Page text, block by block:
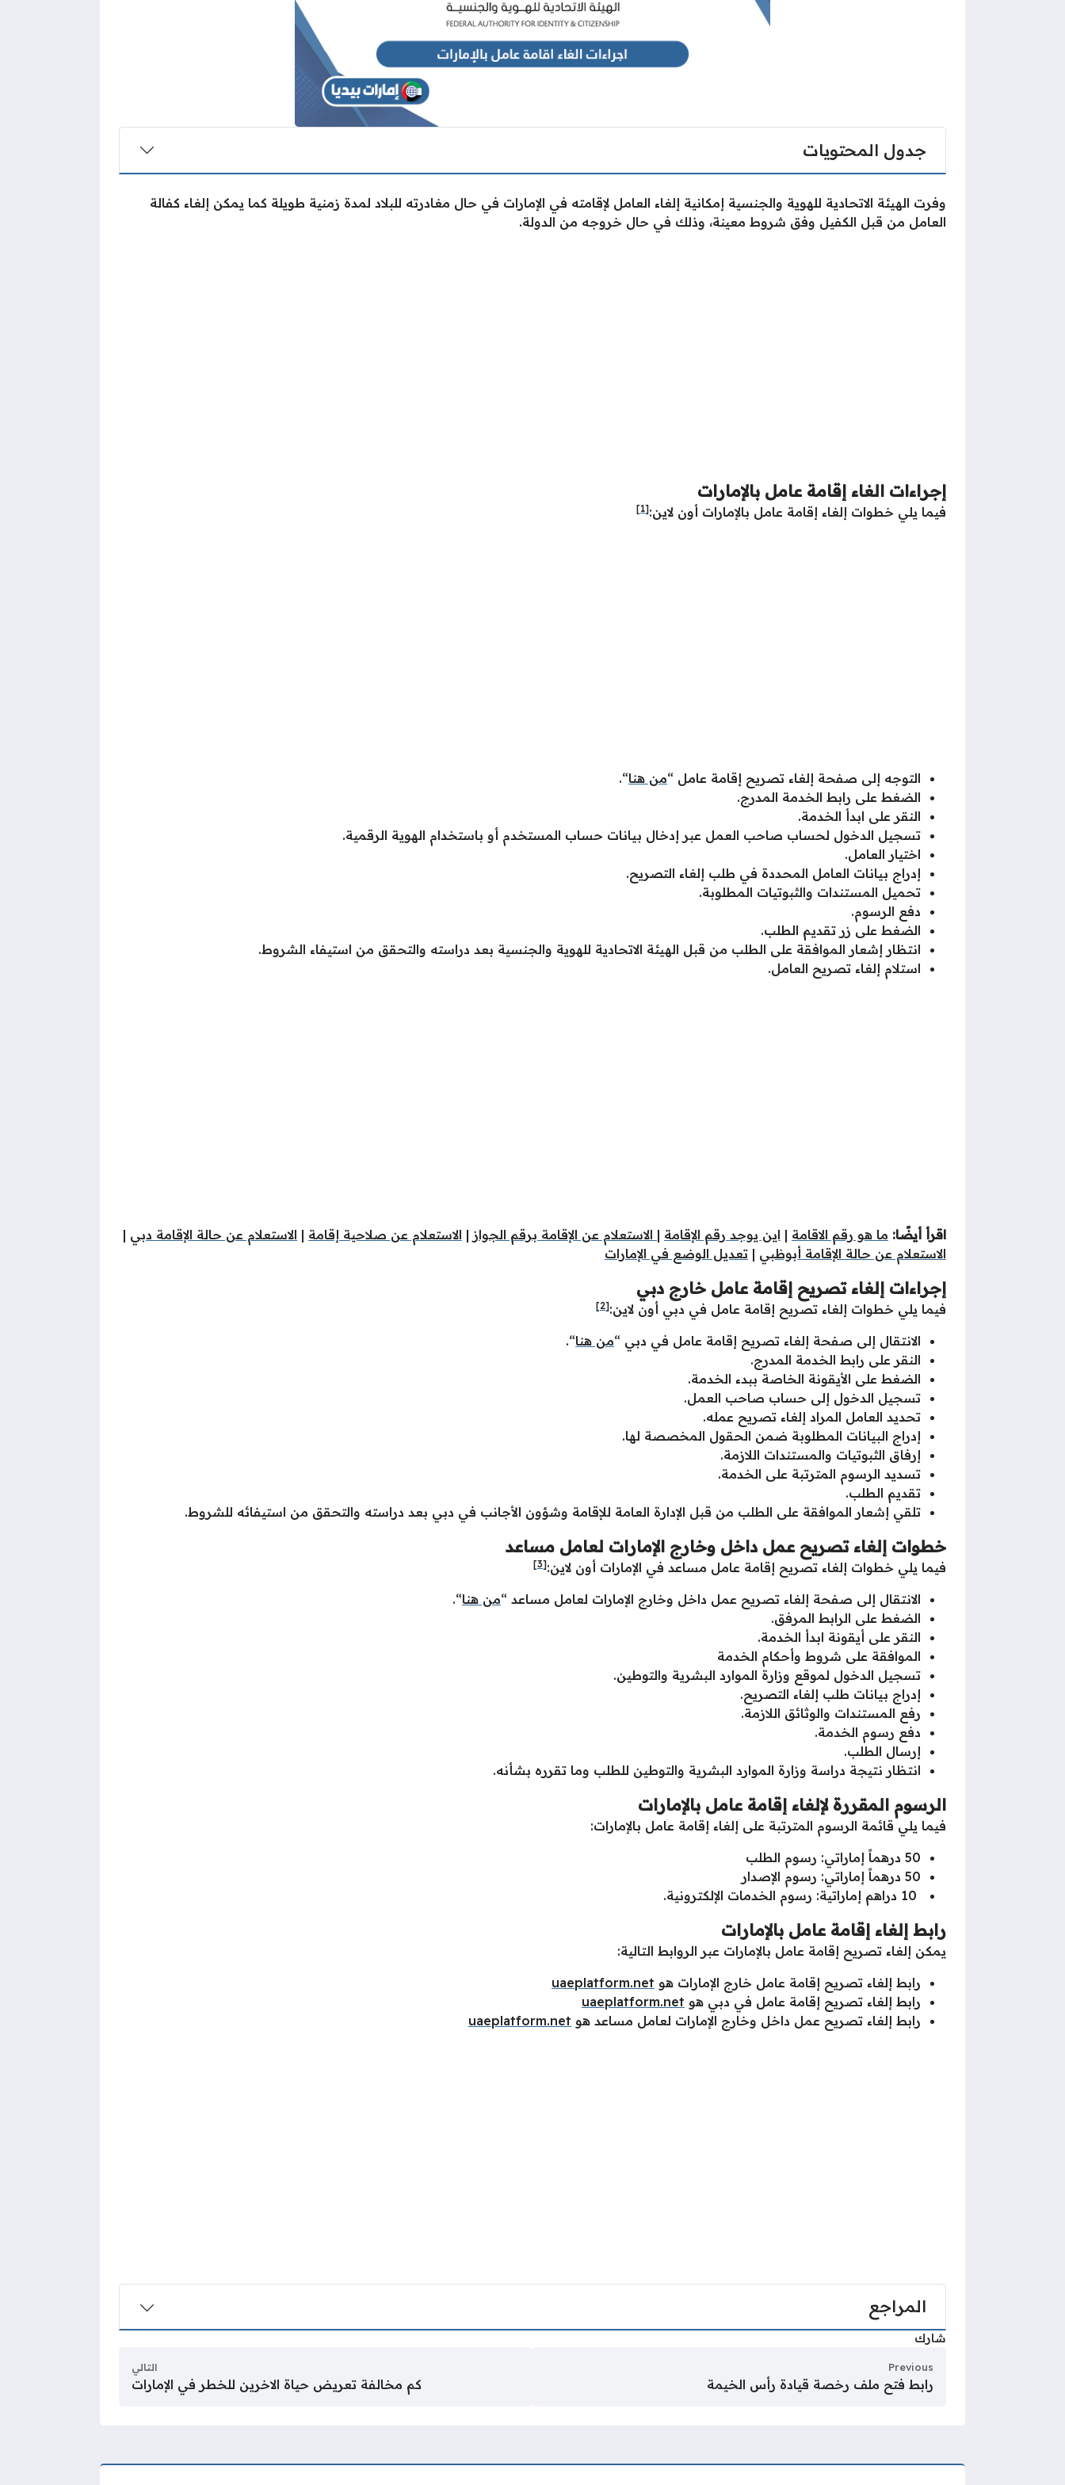
جدول المحتويات
وفرت الهيئة الاتحادية للهوية والجنسية إمكانية إلغاء العامل لإقامته في الإمارات في حال مغادرته للبلاد لمدة زمنية طويلة كما يمكن إلغاء كفالة
العامل من قبل الكفيل وفق شروط معينة، وذلك في حال خروجه من الدولة.
إجراءات الغاء إقامة عامل بالإمارات
فيما يلي خطوات إلغاء إقامة عامل بالإمارات أون لاين:[1]
التوجه إلى صفحة إلغاء تصريح إقامة عامل “من هنا“.
الضغط على رابط الخدمة المدرج.
النقر على ابدأ الخدمة.
تسجيل الدخول لحساب صاحب العمل عبر إدخال بيانات حساب المستخدم أو باستخدام الهوية الرقمية.
اختيار العامل.
إدراج بيانات العامل المحددة في طلب إلغاء التصريح.
تحميل المستندات والثبوتيات المطلوبة.
دفع الرسوم.
الضغط على زر تقديم الطلب.
انتظار إشعار الموافقة على الطلب من قبل الهيئة الاتحادية للهوية والجنسية بعد دراسته والتحقق من استيفاء الشروط.
استلام إلغاء تصريح العامل.
اقرأ أيضًا: ما هو رقم الاقامة | اين يوجد رقم الإقامة | الاستعلام عن الإقامة برقم الجواز | الاستعلام عن صلاحية إقامة | الاستعلام عن حالة الإقامة دبي |
الاستعلام عن حالة الإقامة أبوظبي | تعديل الوضع في الإمارات
إجراءات إلغاء تصريح إقامة عامل خارج دبي
فيما يلي خطوات إلغاء تصريح إقامة عامل في دبي أون لاين:[2]
الانتقال إلى صفحة إلغاء تصريح إقامة عامل في دبي “من هنا“.
النقر على رابط الخدمة المدرج.
الضغط على الأيقونة الخاصة ببدء الخدمة.
تسجيل الدخول إلى حساب صاحب العمل.
تحديد العامل المراد إلغاء تصريح عمله.
إدراج البيانات المطلوبة ضمن الحقول المخصصة لها.
إرفاق الثبوتيات والمستندات اللازمة.
تسديد الرسوم المترتبة على الخدمة.
تقديم الطلب.
تلقي إشعار الموافقة على الطلب من قبل الإدارة العامة للإقامة وشؤون الأجانب في دبي بعد دراسته والتحقق من استيفائه للشروط.
خطوات إلغاء تصريح عمل داخل وخارج الإمارات لعامل مساعد
فيما يلي خطوات إلغاء تصريح إقامة عامل مساعد في الإمارات أون لاين:[3]
الانتقال إلى صفحة إلغاء تصريح عمل داخل وخارج الإمارات لعامل مساعد “من هنا“.
الضغط على الرابط المرفق.
النقر على أيقونة ابدأ الخدمة.
الموافقة على شروط وأحكام الخدمة
تسجيل الدخول لموقع وزارة الموارد البشرية والتوطين.
إدراج بيانات طلب إلغاء التصريح.
رفع المستندات والوثائق اللازمة.
دفع رسوم الخدمة.
إرسال الطلب.
انتظار نتيجة دراسة وزارة الموارد البشرية والتوطين للطلب وما تقرره بشأنه.
الرسوم المقررة لإلغاء إقامة عامل بالإمارات
فيما يلي قائمة الرسوم المترتبة على إلغاء إقامة عامل بالإمارات:
50 درهماً إماراتي: رسوم الطلب
50 درهماً إماراتي: رسوم الإصدار
رابط إلغاء إقامة عامل بالإمارات
يمكن إلغاء تصريح إقامة عامل بالإمارات عبر الروابط التالية:
رابط إلغاء تصريح إقامة عامل خارج الإمارات هو uaeplatform.net
رابط إلغاء تصريح إقامة عامل في دبي هو uaeplatform.net
رابط إلغاء تصريح عمل داخل وخارج الإمارات لعامل مساعد هو uaeplatform.net
المراجع
شارك
Previous
رابط فتح ملف رخصة قيادة رأس الخيمة
التالي
كم مخالفة تعريض حياة الاخرين للخطر في الإمارات